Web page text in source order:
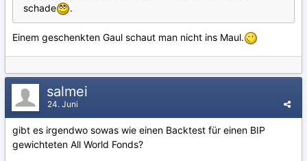
schade
.
Einem geschenkten Gaul schaut man nicht ins Maul.
salmei
24. Juni
gibt es irgendwo sowas wie einen Backtest für einen BIP
gewichteten All World Fonds?